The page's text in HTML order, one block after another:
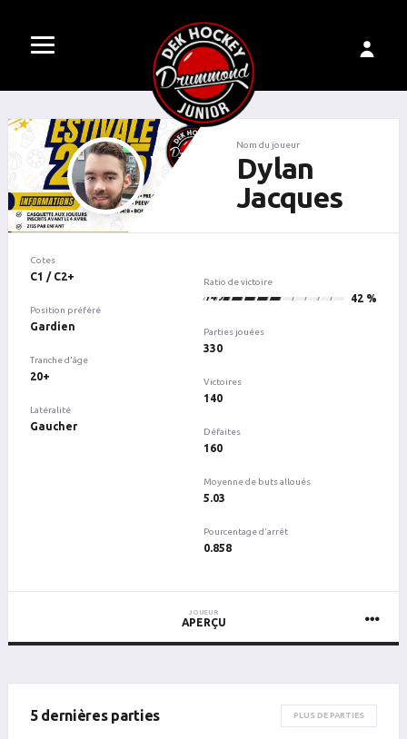
Nom du joueur
Dylan
Jacques
Cotes
C1 / C2+
Position préféré
Gardien
Tranche d'âge
20+
Latéralité
Gaucher
Ratio de victoire
140 42 %
Parties jouées
330
Victoires
140
Défaites
160
Moyenne de buts alloués
5.03
Pourcentage d'arrêt
0.858
JOUEUR
APERÇU
5 dernières parties PLUS DE PARTIES